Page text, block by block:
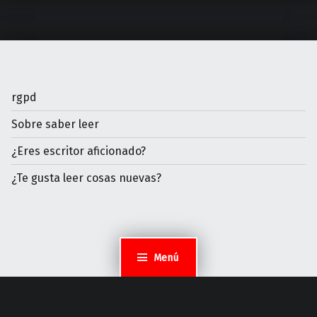
Menú
rgpd
Sobre saber leer
¿Eres escritor aficionado?
¿Te gusta leer cosas nuevas?